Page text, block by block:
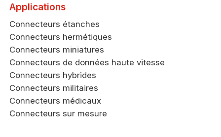
Applications
Connecteurs étanches
Connecteurs hermétiques
Connecteurs miniatures
Connecteurs de données haute vitesse
Connecteurs hybrides
Connecteurs militaires
Connecteurs médicaux
Connecteurs sur mesure